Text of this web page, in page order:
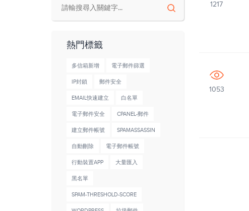
熱門標籤
多信箱新增 電子郵件篩選
IP封鎖 郵件安全
EMAIL快速建立 白名單
電子郵件安全 CPANEL-郵件
建立郵件帳號 SPAMASSASSIN
自動刪除 電子郵件帳號
行動裝置APP 大量匯入
黑名單
SPAM-THRESHOLD-SCORE
1217
1053